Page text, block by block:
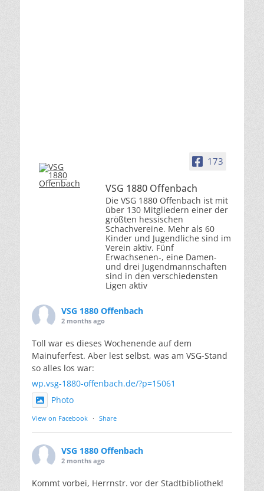
173
VSG 1880 Offenbach
Die VSG 1880 Offenbach ist mit
über 130 Mitgliedern einer der
größten hessischen
Schachvereine. Mehr als 60
Kinder und Jugendliche sind im
Verein aktiv. Fünf
Erwachsenen-, eine Damen-
und drei Jugendmannschaften
sind in den verschiedensten
Ligen aktiv
VSG 1880 Offenbach
2 months ago
Toll war es dieses Wochenende auf dem
Mainuferfest. Aber lest selbst, was am VSG-Stand
so alles los war:
wp.vsg-1880-offenbach.de/?p=15061
Photo
View on Facebook · Share
VSG 1880 Offenbach
2 months ago
Kommt vorbei, Herrnstr. vor der Stadtbibliothek!